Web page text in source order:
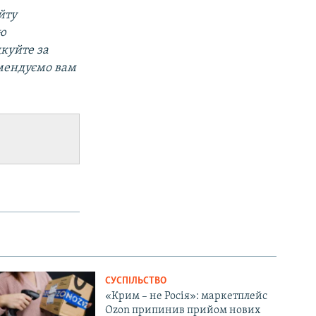
за
вам
СУСПІЛЬСТВО
«Крим – не Росія»: маркетплейс
Ozon припинив прийом нових